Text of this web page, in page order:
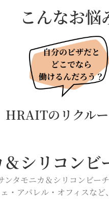
こんなお
自分のビザだと
どこでなら
働けるんだろう？
HRAITのリクル
シリコン
ンタモニカ＆シリコンビー
・アパレル・オフィスな